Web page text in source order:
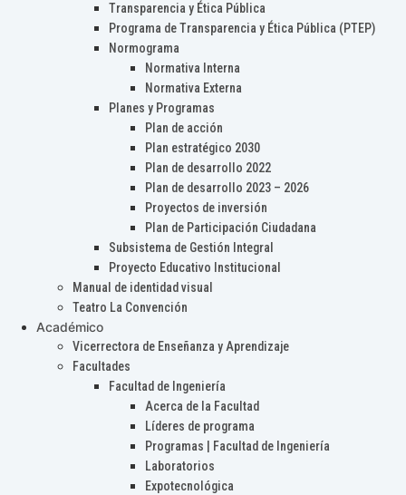
Transparencia y Ética Pública
Programa de Transparencia y Ética Pública (PTEP)
Normograma
Normativa Interna
Normativa Externa
Planes y Programas
Plan de acción
Plan estratégico 2030
Plan de desarrollo 2022
Plan de desarrollo 2023 – 2026
Proyectos de inversión
Plan de Participación Ciudadana
Subsistema de Gestión Integral
Proyecto Educativo Institucional
Manual de identidad visual
Teatro La Convención
Académico
Vicerrectora de Enseñanza y Aprendizaje
Facultades
Facultad de Ingeniería
Acerca de la Facultad
Líderes de programa
Programas | Facultad de Ingeniería
Laboratorios
Expotecnológica